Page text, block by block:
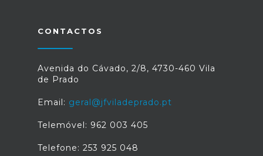
CONTACTOS
Avenida do Cávado, 2/8, 4730-460 Vila
de Prado
Email: geral@jfviladeprado.pt
Telemóvel: 962 003 405
Telefone: 253 925 048